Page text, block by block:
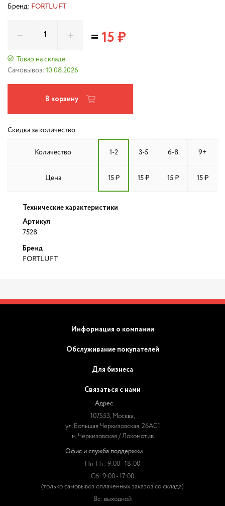
Бренд: FORTLUFT
Товар на складе
Самовывоз: 10.08.2026
=15 ₽
В корзину
Скидка за количество
Количество 1-2 3-5 6-8 9+
Цена 15 ₽ 15 ₽ 15 ₽ 15 ₽
Технические характеристики
Артикул
7528
Бренд
FORTLUFT
Информация о компании
Обслуживание покупателей
Для бизнеса
Связаться с нами
Адрес
107553, Москва,
ул. Большая Черкизовская, 26АС1
м. Черкизовская / Локомотив
Офис и служба поддержки
Пн-Пт: 9:00 - 18:00
Сб: 9:00 - 17:00
(только самовывоз оплаченных заказов со склада)
Вс: выходной